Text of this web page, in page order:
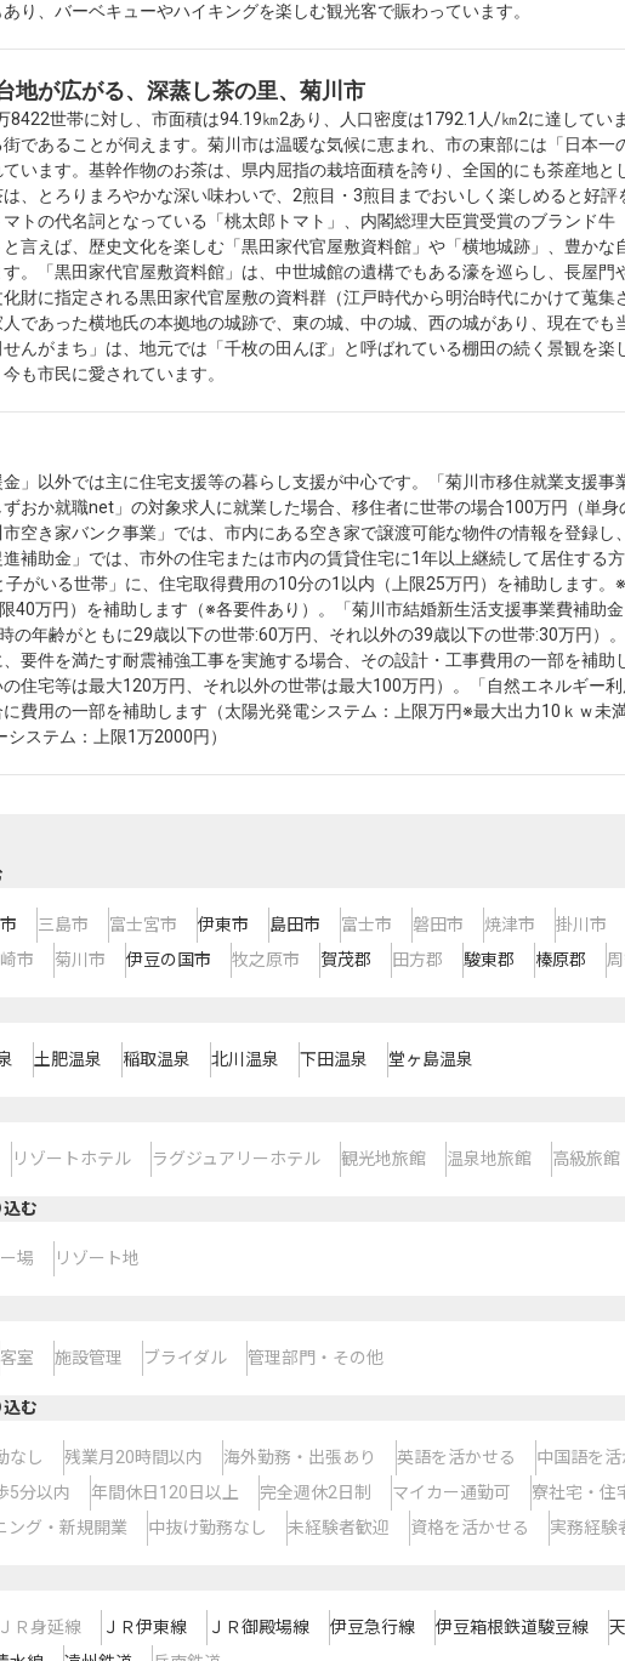
り、バーベキューやハイキングを楽しむ観光客で賑わっています。
地が広がる、深蒸し茶の里、菊川市
8422世帯に対し、市面積は94.19㎞2あり、人口密度は1792.1人/㎞2に達してい
であることが伺えます。菊川市は温暖な気候に恵まれ、市の東部には「日本
ています。基幹作物のお茶は、県内屈指の栽培面積を誇り、全国的にも茶産地
、とろりまろやかな深い味わいで、2煎目・3煎目までおいしく楽しめると好
トの代名詞となっている「桃太郎トマト」、内閣総理大臣賞受賞のブランド
言えば、歴史文化を楽しむ「黒田家代官屋敷資料館」や「横地城跡」、豊か
す。「黒田家代官屋敷資料館」は、中世城館の遺構でもある濠を巡らし、長屋
財に指定される黒田家代官屋敷の資料群（江戸時代から明治時代にかけて蒐
であった横地氏の本拠地の城跡で、東の城、中の城、西の城があり、現在で
んがまち」は、地元では「千枚の田んぼ」と呼ばれている棚田の続く景観を
も市民に愛されています。
」以外では主に住宅支援等の暮らし支援が中心です。「菊川市移住就業支援
おか就職net」の対象求人に就業した場合、移住者に世帯の場合100万円（単
空き家バンク事業」では、市内にある空き家で譲渡可能な物件の情報を登録
補助金」では、市外の住宅または市内の賃貸住宅に1年以上継続して居住する
子がいる世帯」に、住宅取得費用の10分の1以内（上限25万円）を補助します
40万円）を補助します（※各要件あり）。「菊川市結婚新生活支援事業費補助
の年齢がともに29歳以下の世帯:60万円、それ以外の39歳以下の世帯:30万円）
要件を満たす耐震補強工事を実施する場合、その設計・工事費用の一部を補
住宅等は最大120万円、それ以外の世帯は最大100万円）。「自然エネルギー
費用の一部を補助します（太陽光発電システム：上限万円※最大出力10ｋｗ未
ステム：上限1万2000円）
三島市 富士宮市 伊東市 島田市 富士市 磐田市 焼津市
掛川市
市 菊川市 伊豆の国市 牧之原市 賀茂郡 田方郡 駿東郡 榛原郡
土肥温泉 稲取温泉 北川温泉 下田温泉 堂ヶ島温泉
リゾートホテル ラグジュアリーホテル 観光地旅館 温泉地旅館 高級旅館
む
場 リゾート地
客室 施設管理 ブライダル 管理部門・その他
む
なし 残業月20時間以内 海外勤務・出張あり 英語を活かせる
中国語を
5分以内 年間休日120日以上 完全週休2日制 マイカー通勤可
寮社宅・住
ング・新規開業 中抜け勤務なし 未経験者歓迎 資格を活かせる 実務経験
ＪＲ身延線 ＪＲ伊東線 ＪＲ御殿場線 伊豆急行線 伊豆箱根鉄道駿豆線